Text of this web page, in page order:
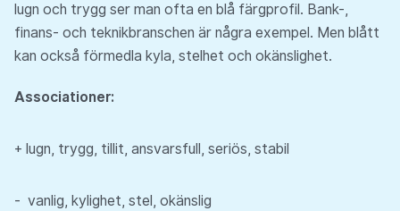
lugn och trygg ser man ofta en blå färgprofil. Bank-,
finans- och teknikbranschen är några exempel. Men blått
kan också förmedla kyla, stelhet och okänslighet.
Associationer:
+ lugn, trygg, tillit, ansvarsfull, seriös, stabil
- vanlig, kylighet, stel, okänslig